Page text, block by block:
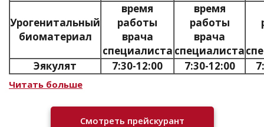
Урогенитальный
биоматериал
время
работы
врача
специалиста
время
работы
врача
специалиста
Эякулят
7:30-12:00 7:30-12:00
Читать больше
Смотреть прейскурант